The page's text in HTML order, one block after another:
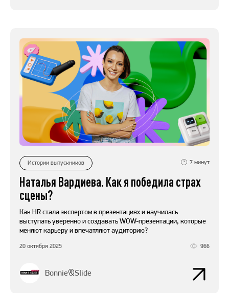
Истории выпускников 7 минут
Наталья Вардиева. Как я победила страх
сцены?
Как HR стала экспертом в презентациях и научилась
выступать уверенно и создавать WOW-презентации, которые
меняют карьеру и впечатляют аудиторию?
20 октября 2025 966
Bonnie&Slide